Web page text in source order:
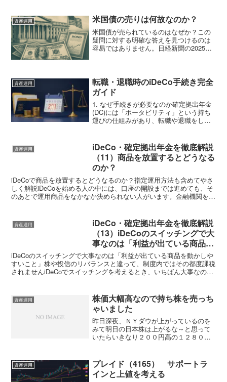
資産運用 米国債の売りは何故なのか？
米国債が売られているのはなぜか？この
疑問に対する明確な答えを見つけるのは
容易ではありません。日経新聞の2025年4
けに米国債...
資産運用
転職・退職時のiDeCo手続き完全
ガイド
1. なぜ手続きが必要なのか確定拠出年金
(DC)には「ポータビリティ」という持ち
運びの仕組みがあり、転職や退職をして
失が発生します。手続きを怠った場合の
デメリット退職後...
資産運用
iDeCo・確定拠出年金を徹底解説
（11）商品を放置するとどうなる
のか？
iDeCoで商品を放置するとどうなるのか？指定運用方法も含めてやさ
しく解説iDeCoを始める人の中には、口座の開設までは進めても、そ
のあとで運用商品をなかなか決められない人がいます。金融機関を選
資産運用
iDeCo・確定拠出年金を徹底解説
（13）iDeCoのスイッチングで大
事なのは「利益が出ている商品を
動かしやすいこと」
iDeCoのスイッチングで大事なのは「利益が出ている商品を動かしや
すいこと」株や投信のリバランスと違って、制度内ではその都度課税
されませんiDeCoでスイッチングを考えるとき、いちばん大事なのは
資産運用
株価大幅高なので持ち株を売っち
ゃいました
昨日深夜、ＮＹダウが上がっているのを
みて明日の日本株は上がるな～と思って
いたらいきなり２００円高の１２８００
気に来るんですね。ＮＹダウはジリジリ
と上がっていましたが、日...
資産運用
プレイド（4165） サポートラ
インと上値を考える